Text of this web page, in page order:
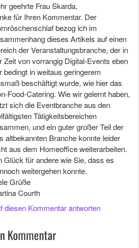
geehrte Frau Skarda,
für Ihren Kommentar. Der
bezog ich im
dieses Artikels auf einen
der Veranstaltungsbranche, der in
Zeit von vorrangig Digital-Events eben
bedingt in weitaus geringerem
beschäftigt wurde, wie hier das
Food-Catering. Wie wir gelernt haben,
sich die Eventbranche aus den
Tätigkeitsbereichen
und ein guter großer Teil der
altbekannten Branche konnte leider
aus dem Homeoffice weiterarbeiten.
Glück für andere wie Sie, dass es
weitergehen konnte.
Grüße
Courth
diesen Kommentar antworten
Kommentar